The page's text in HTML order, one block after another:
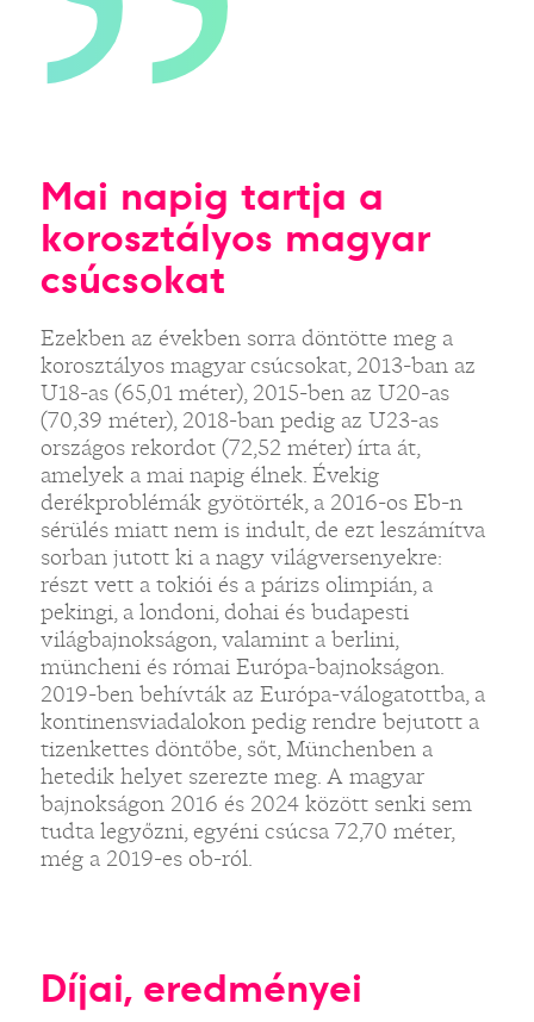
Mai napig tartja a
korosztályos magyar
csúcsokat
Ezekben az években sorra döntötte meg a
korosztályos magyar csúcsokat, 2013-ban az
U18-as (65,01 méter), 2015-ben az U20-as
(70,39 méter), 2018-ban pedig az U23-as
országos rekordot (72,52 méter) írta át,
amelyek a mai napig élnek. Évekig
derékproblémák gyötörték, a 2016-os Eb-n
sérülés miatt nem is indult, de ezt leszámítva
sorban jutott ki a nagy világversenyekre:
részt vett a tokiói és a párizs olimpián, a
pekingi, a londoni, dohai és budapesti
világbajnokságon, valamint a berlini,
müncheni és római Európa-bajnokságon.
2019-ben behívták az Európa-válogatottba, a
kontinensviadalokon pedig rendre bejutott a
tizenkettes döntőbe, sőt, Münchenben a
hetedik helyet szerezte meg. A magyar
bajnokságon 2016 és 2024 között senki sem
tudta legyőzni, egyéni csúcsa 72,70 méter,
még a 2019-es ob-ról.
Díjai, eredményei